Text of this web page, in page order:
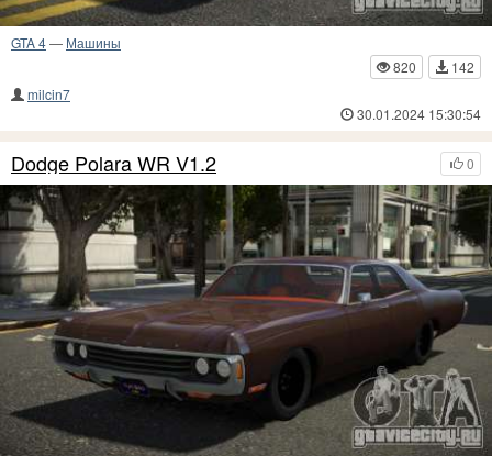
GTA 4— Машины
820
142
milcin7
30.01.2024 15:30:54
0
Dodge Polara WR V1.2